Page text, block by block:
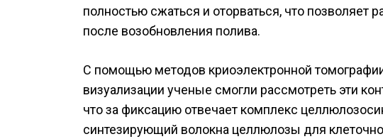
полностью сжаться и оторваться, что позволяет
после возобновления полива.
С помощью методов криоэлектронной
визуализации ученые смогли рассмотреть эти
что за фиксацию отвечает комплекс
синтезирующий волокна целлюлозы для